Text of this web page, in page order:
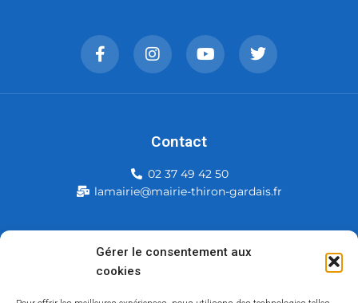
Gérer le consentement aux
cookies
Mairie de Thiron-Gardais
Contact
02 37 49 42 50
lamairie@mairie-thiron-gardais.fr